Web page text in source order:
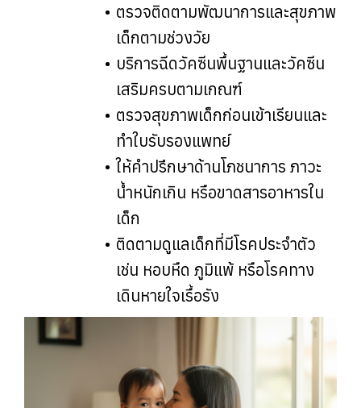
ตรวจติดตามพัฒนาการและสุขภาพ
เด็กตามช่วงวัย
บริการฉีดวัคซีนพื้นฐานและวัคซีน
เสริมครบตามเกณฑ์
ตรวจสุขภาพเด็กก่อนเข้าเรียนและ
ทำใบรับรองแพทย์
ให้คำปรึกษาด้านโภชนาการ ภาวะ
น้ำหนักเกิน หรือขาดสารอาหารใน
เด็ก
ติดตามดูแลเด็กที่มีโรคประจำตัว
เช่น หอบหืด ภูมิแพ้ หรือโรคทาง
เดินหายใจเรื้อรัง